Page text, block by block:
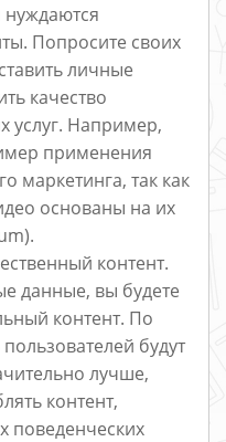
нуждаются
Попросите своих
личные
качество
услуг. Например,
применения
маркетинга, так как
основаны на их
контент.
данные, вы будете
контент. По
будут
лучше,
контент,
поведенческих